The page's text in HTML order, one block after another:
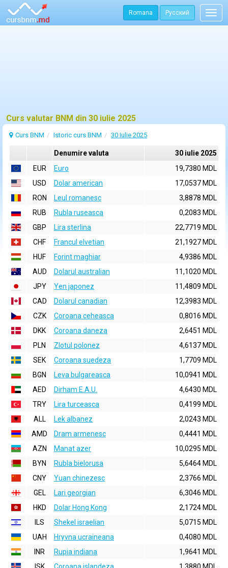
Romana Русский
Curs valutar BNM din 30 iulie 2025
Curs BNM Istoric curs BNM 30 Iulie 2025
Denumire valuta
30 iulie 2025
EUR
Euro
19,7380 MDL
USD
Dolar american
17,0537 MDL
RON
Leul romanesc
3,8878 MDL
RUB
Rubla ruseasca
0,2083 MDL
GBP
Lira sterlina
22,7719 MDL
CHF
Francul elvetian
21,1927 MDL
HUF
Forint maghiar
4,9386 MDL
AUD
Dolarul australian
11,1020 MDL
JPY
Yen japonez
11,4809 MDL
CAD
Dolarul canadian
12,3983 MDL
CZK
Coroana ceheasca
0,8016 MDL
DKK
Coroana daneza
2,6451 MDL
PLN
Zlotul polonez
4,6137 MDL
SEK
Coroana suedeza
1,7709 MDL
BGN
Leva bulgareasca
10,0941 MDL
AED
Dirham E.A.U.
4,6430 MDL
TRY
Lira turceasca
0,4199 MDL
ALL
Lek albanez
2,0243 MDL
AMD
Dram armenesc
0,4441 MDL
AZN
Manat azer
10,0295 MDL
BYN
Rubla bielorusa
5,6464 MDL
CNY
Yuan chinezesc
2,3766 MDL
GEL
Lari georgian
6,3046 MDL
HKD
Dolar Hong Kong
2,1724 MDL
ILS
Shekel israelian
5,0715 MDL
UAH
Hryvna ucraineana
0,4080 MDL
INR
Rupia indiana
1,9641 MDL